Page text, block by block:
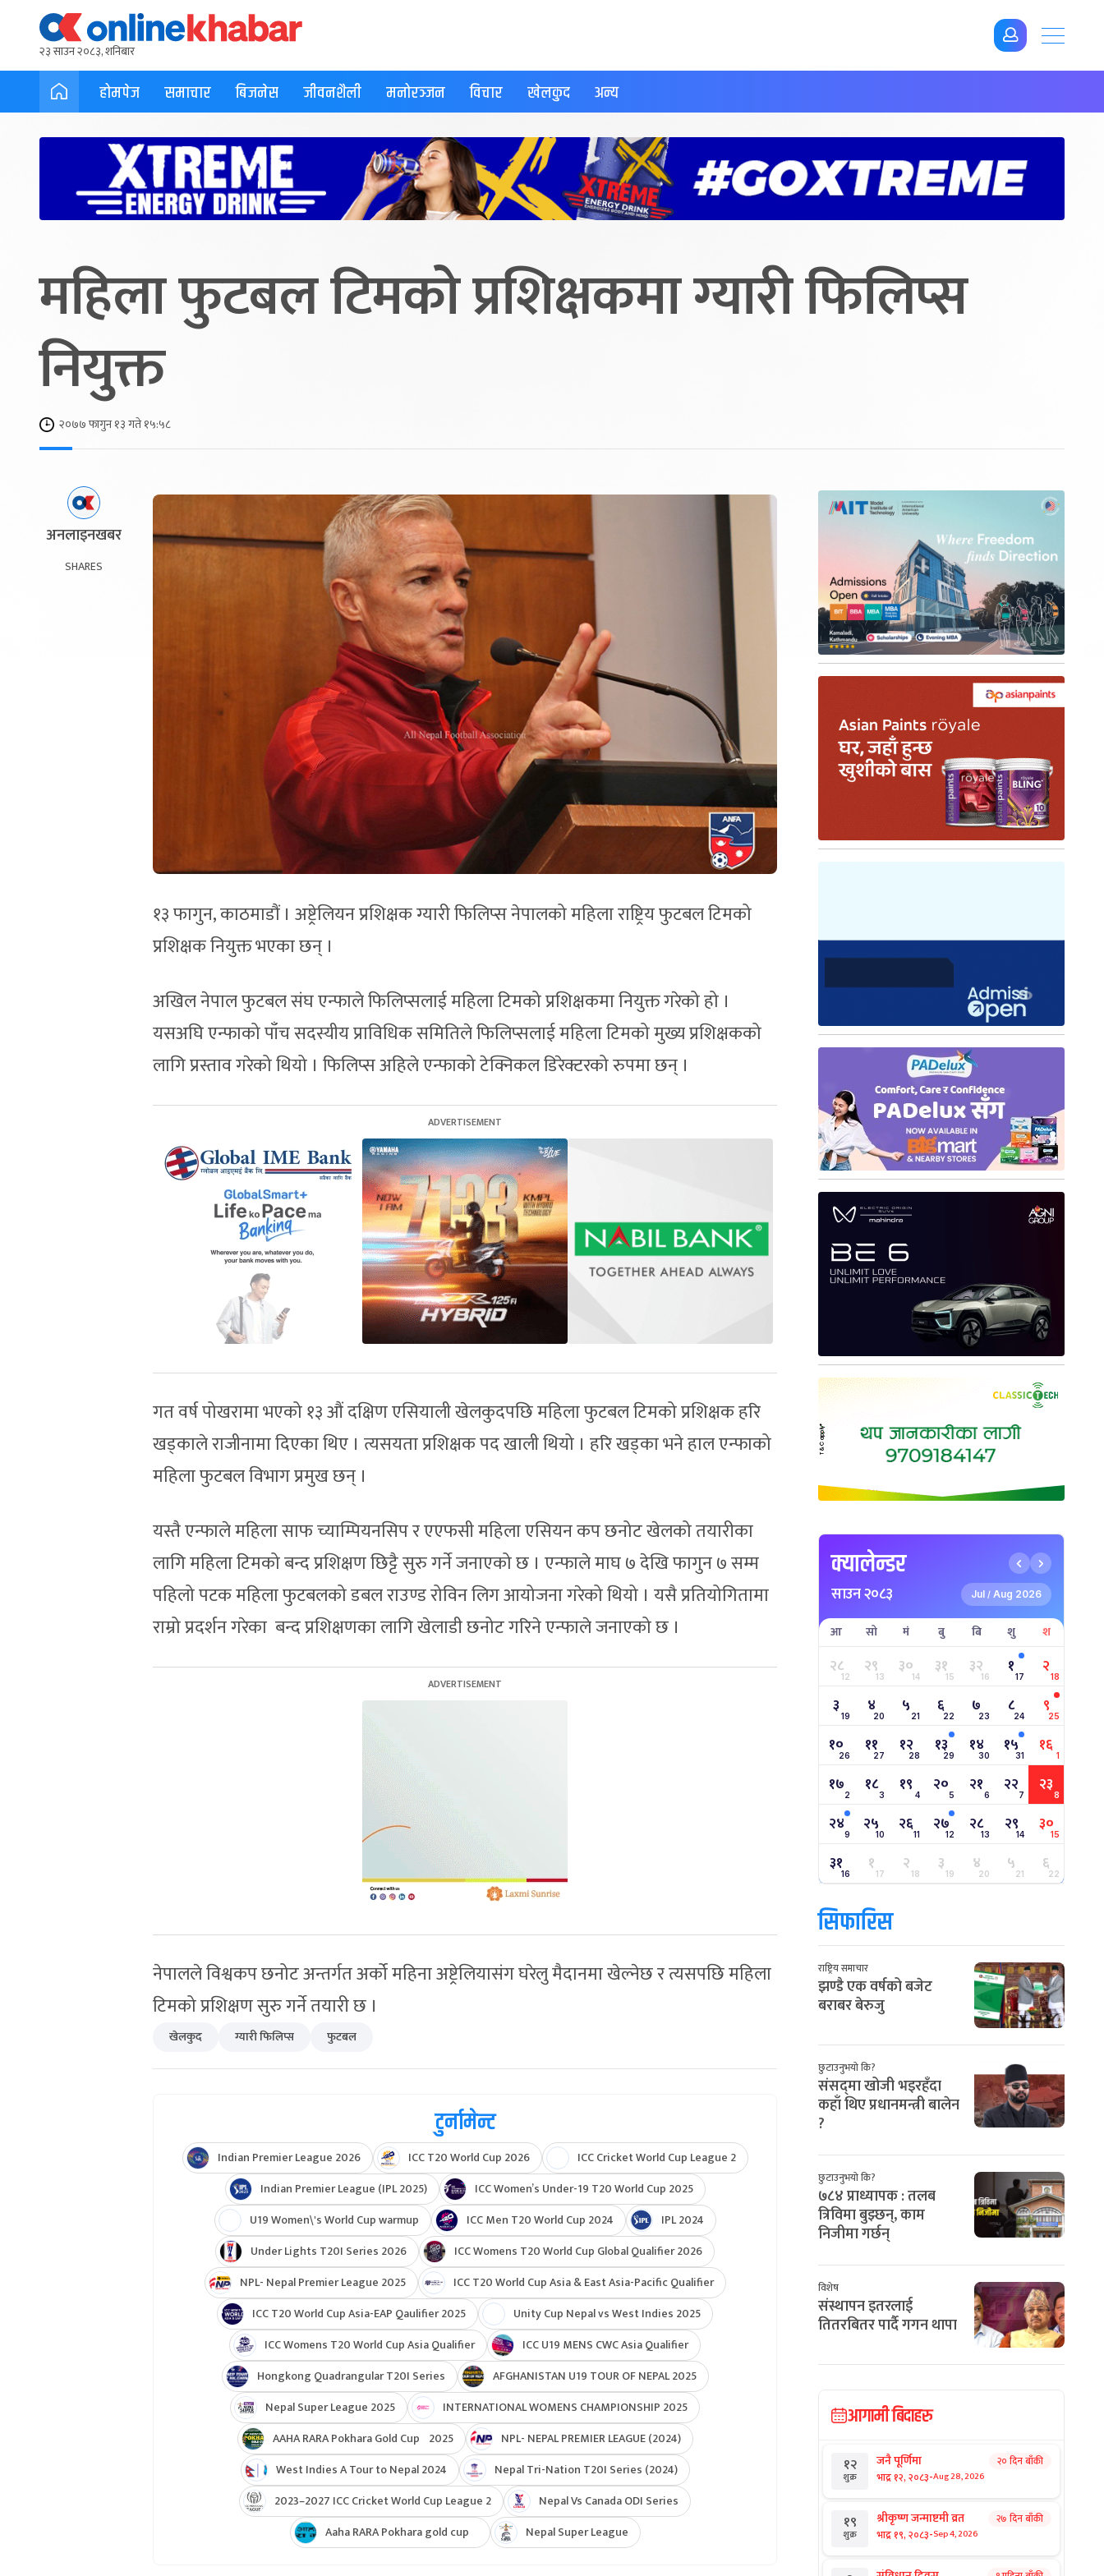
२३ साउन २०८३, शनिबार
होमपेज समाचार बिजनेस जीवनशैली मनोरञ्जन विचार खेलकुद अन्य
महिला फुटबल टिमको प्रशिक्षकमा ग्यारी फिलिप्स
नियुक्त
२०७७ फागुन १३ गते १५:५८
अनलाइनखबर
SHARES
१३ फागुन, काठमाडौं । अष्ट्रेलियन प्रशिक्षक ग्यारी फिलिप्स नेपालको महिला राष्ट्रिय फुटबल टिमको
प्रशिक्षक नियुक्त भएका छन् ।
अखिल नेपाल फुटबल संघ एन्फाले फिलिप्सलाई महिला टिमको प्रशिक्षकमा नियुक्त गरेको हो ।
यसअघि एन्फाको पाँच सदस्यीय प्राविधिक समितिले फिलिप्सलाई महिला टिमको मुख्य प्रशिक्षकको
लागि प्रस्ताव गरेको थियो । फिलिप्स अहिले एन्फाको टेक्निकल डिरेक्टरको रुपमा छन् ।
गत वर्ष पोखरामा भएको १३ औं दक्षिण एसियाली खेलकुदपछि महिला फुटबल टिमको प्रशिक्षक हरि
खड्काले राजीनामा दिएका थिए । त्यसयता प्रशिक्षक पद खाली थियो । हरि खड्का भने हाल एन्फाको
महिला फुटबल विभाग प्रमुख छन् ।
यस्तै एन्फाले महिला साफ च्याम्पियनसिप र एएफसी महिला एसियन कप छनोट खेलको तयारीका
लागि महिला टिमको बन्द प्रशिक्षण छिट्टै सुरु गर्ने जनाएको छ । एन्फाले माघ ७ देखि फागुन ७ सम्म
पहिलो पटक महिला फुटबलको डबल राउण्ड रोविन लिग आयोजना गरेको थियो । यसै प्रतियोगितामा
राम्रो प्रदर्शन गरेका बन्द प्रशिक्षणका लागि खेलाडी छनोट गरिने एन्फाले जनाएको छ ।
नेपालले विश्वकप छनोट अन्तर्गत अर्को महिना अष्ट्रेलियासंग घरेलु मैदानमा खेल्नेछ र त्यसपछि महिला
टिमको प्रशिक्षण सुरु गर्ने तयारी छ ।
खेलकुद ग्यारी फिलिप्स फुटबल
टुर्नामेन्ट
Indian Premier League 2026 ICC T20 World Cup 2026
ICC Cricket World Cup League 2
Indian Premier League (IPL 2025)
ICC Women’s Under-19 T20 World Cup 2025
U19 Women\'s World Cup warmup
ICC Men T20 World Cup 2024
IPL 2024
Under Lights T20I Series 2026
ICC Womens T20 World Cup Global Qualifier 2026
NPL- Nepal Premier League 2025
ICC T20 World Cup Asia & East Asia-Pacific Qualifier
ICC T20 World Cup Asia-EAP Qaulifier 2025
Unity Cup Nepal vs West Indies 2025
ICC Womens T20 World Cup Asia Qualifier
ICC U19 MENS CWC Asia Qualifier
Hongkong Quadrangular T20I Series
AFGHANISTAN U19 TOUR OF NEPAL 2025
Nepal Super League 2025
INTERNATIONAL WOMENS CHAMPIONSHIP 2025
AAHA RARA Pokhara Gold Cup 2025
NPL- NEPAL PREMIER LEAGUE (2024)
West Indies A Tour to Nepal 2024
Nepal Tri-Nation T20I Series (2024)
2023–2027 ICC Cricket World Cup League 2
Nepal Vs Canada ODI Series
Aaha RARA Pokhara gold cup
Nepal Super League
क्यालेन्डर
साउन २०८३ Jul / Aug 2026
आ सो मं बु बि शु श
२८12 २९13 ३०14 ३१15 ३२16 १17 २18
३ 19 ४20 ५ 21 ६22 ७23 ८24 ९25
१०26 ११27 १२28 १३29 १४30 १५31 १६ 1
१७2 १८3 १९ 4 २०5 २१6 २२7 २३8
२४9 २५10 २६11 २७12 २८13 २९14 ३०15
३१16 १17 २18 ३19 ४20 ५21 ६22
सिफारिस
राष्ट्रिय समाचार
झण्डै एक वर्षको बजेट
बराबर बेरुजु
छुटाउनुभयो कि?
संसद्‌मा खोजी भइरहँदा
कहाँ थिए प्रधानमन्त्री बालेन
?
छुटाउनुभयो कि?
७८४ प्राध्यापक : तलब
त्रिविमा बुझ्छन्, काम
निजीमा गर्छन्
विशेष
संस्थापन इतरलाई
तितरबितर पार्दै गगन थापा
आगामी बिदाहरु
१२
शुक्र
जनै पूर्णिमा
भाद्र १२, २०८३-Aug 28, 2026
२० दिन बाँकी
१९
शुक्र
श्रीकृष्ण जन्माष्टमी व्रत
भाद्र १९, २०८३-Sep 4, 2026
२७ दिन बाँकी